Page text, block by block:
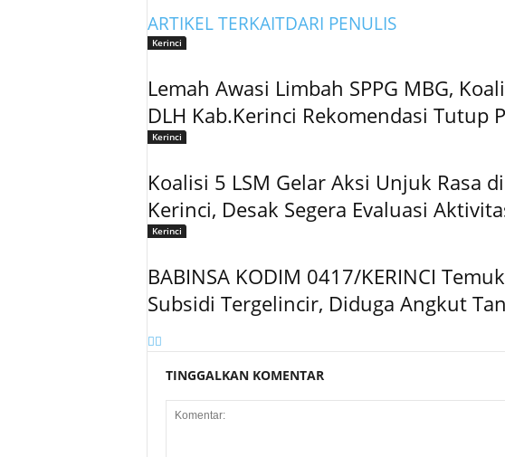
ARTIKEL TERKAITDARI PENULIS
Kerinci
Lemah Awasi Limbah SPPG MBG,
DLH Kab.Kerinci Rekomendasi Tutup
Kerinci
Koalisi 5 LSM Gelar Aksi Unjuk Rasa
Kerinci, Desak Segera Evaluasi
Kerinci
BABINSA KODIM 0417/KERINCI
Subsidi Tergelincir, Diduga Angkut
TINGGALKAN KOMENTAR